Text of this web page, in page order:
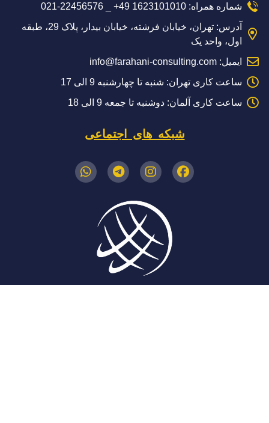
شماره همراه: 1623101010 49+ _ 22456576-021
آدرس: تهران، خیابان فرشته، خیابان بیدار، پلاک 29، طبقه
اول، واحد یک
ایمیل: info@farahani-consulting.com
ساعت کاری تهران: شنبه تا چهارشنبه 9 الی 17
ساعت کاری آلمان: دوشنبه تا جمعه 9 الی 18
شبکه های اجتماعی